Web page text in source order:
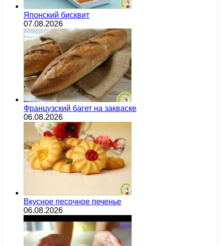
Японский бисквит
07.08.2026
Французский багет на закваске
06.08.2026
Вкусное песочное печенье
06.08.2026